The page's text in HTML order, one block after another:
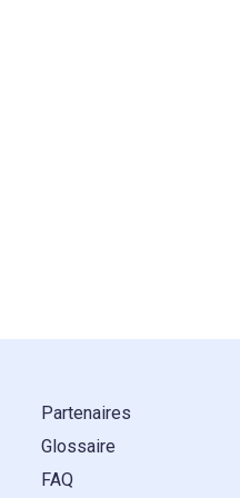
Partenaires
Glossaire
FAQ